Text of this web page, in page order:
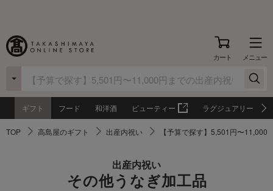
カート メニュー
ギフト フード 和洋酒 ビューティー ラグジュアリー
TOP 高島屋のギフト 出産内祝い 【予算で探す】5,501円〜11,000
出産内祝い
その他うなぎ加工品